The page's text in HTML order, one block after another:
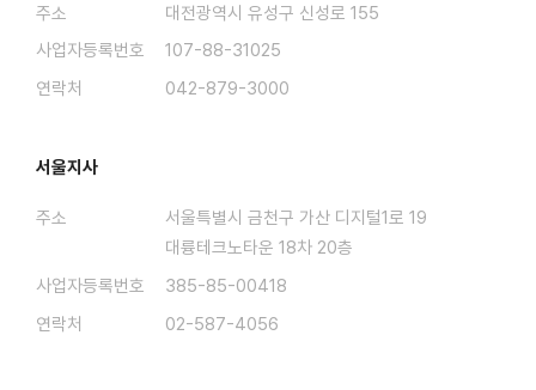
주소
대전광역시 유성구 신성로 155
사업자등록번호
107-88-31025
연락처
042-879-3000
서울지사
주소
서울특별시 금천구 가산 디지털1로 19
대륭테크노타운 18차 20층
사업자등록번호
385-85-00418
연락처
02-587-4056